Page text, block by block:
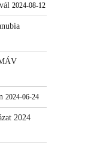
2024-08-12
2024-06-24
2024